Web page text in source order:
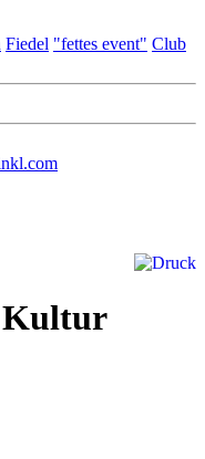
Fiedel "fettes event" Club
Kultur